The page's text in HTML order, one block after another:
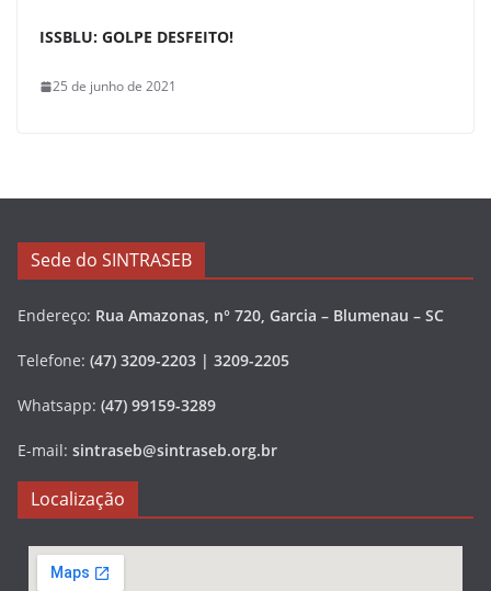
ISSBLU: GOLPE DESFEITO!
25 de junho de 2021
Sede do SINTRASEB
Endereço: Rua Amazonas, n° 720, Garcia – Blumenau – SC
Telefone: (47) 3209-2203 | 3209-2205
Whatsapp: (47) 99159-3289
E-mail: sintraseb@sintraseb.org.br
Localização